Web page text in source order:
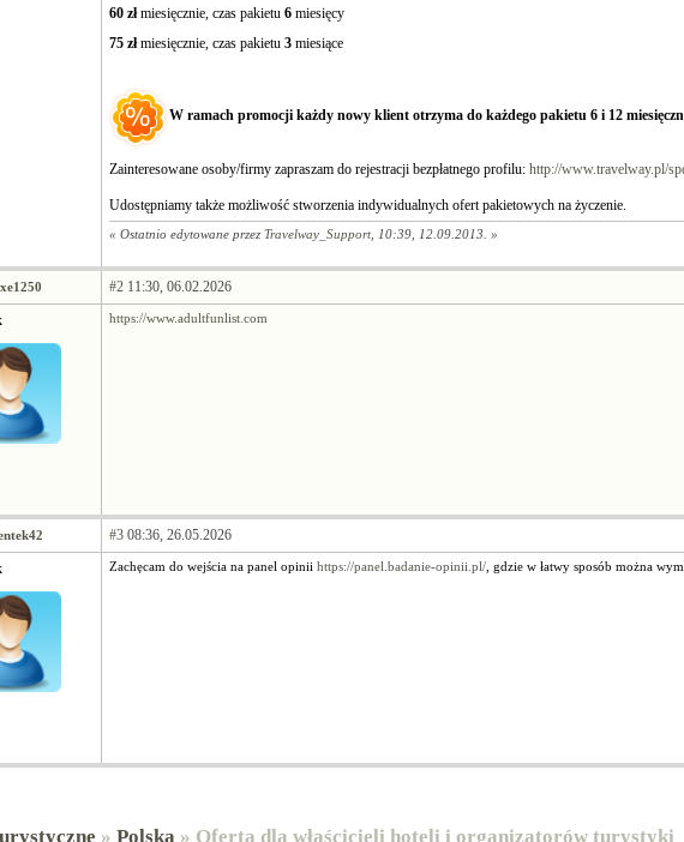
60 złmiesięcznie, czas pakietu 6 miesięcy
75 złmiesięcznie, czas pakietu 3 miesiące
W ramach promocji każdy nowy klient otrzyma do każdego pakietu 6 i 12
Zainteresowane osoby/firmy zapraszam do rejestracji bezpłatnego profilu: http://www.travelway.pl/
Udostępniamy także możliwość stworzenia indywidualnych ofert pakietowych na życzenie.
« Ostatnio edytowane przez Travelway_Support , 10:39, 12.09.2013. »
#2 11:30, 06.02.2026
https://www.adultfunlist.com
#3 08:36, 26.05.2026
Zachęcam do wejścia na panel opinii https://panel.badanie-opinii.pl/ , gdzie w łatwy sposób można
» Polska » Oferta dla właścicieli hoteli i organizatorów turystyki